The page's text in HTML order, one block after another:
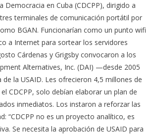
Democracia en Cuba (CDCPP), dirigido a
terminales de comunicación portátil por
BGAN. Funcionarían como un punto wifi
a Internet para sortear los servidores
Cárdenas y Grigsby convocaron a los
Alternatives, Inc. (DAI) —desde 2005
la USAID. Les ofrecieron 4,5 millones de
CDCPP, solo debían elaborar un plan de
inmediatos. Los instaron a reforzar las
“CDCPP no es un proyecto analítico, es
Se necesita la aprobación de USAID para